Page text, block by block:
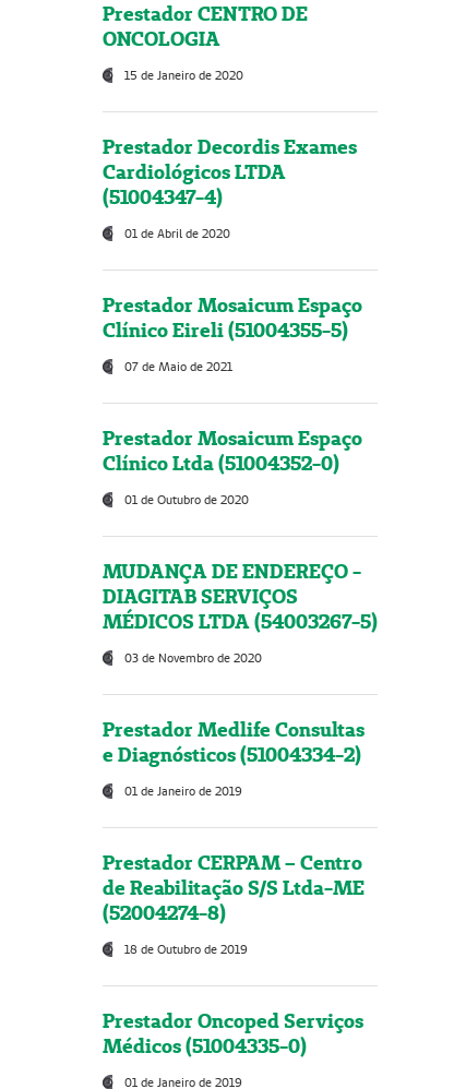
Prestador CENTRO DE
ONCOLOGIA
15 de Janeiro de 2020
Prestador Decordis Exames
Cardiológicos LTDA
(51004347-4)
01 de Abril de 2020
Prestador Mosaicum Espaço
Clínico Eireli (51004355-5)
07 de Maio de 2021
Prestador Mosaicum Espaço
Clínico Ltda (51004352-0)
01 de Outubro de 2020
MUDANÇA DE ENDEREÇO -
DIAGITAB SERVIÇOS
MÉDICOS LTDA (54003267-5)
03 de Novembro de 2020
Prestador Medlife Consultas
e Diagnósticos (51004334-2)
01 de Janeiro de 2019
Prestador CERPAM – Centro
de Reabilitação S/S Ltda-ME
(52004274-8)
18 de Outubro de 2019
Prestador Oncoped Serviços
Médicos (51004335-0)
01 de Janeiro de 2019